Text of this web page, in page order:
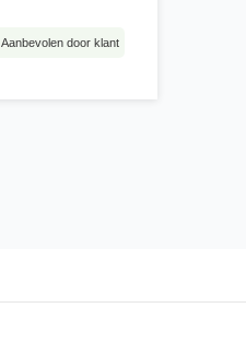
Aanbevolen door klant